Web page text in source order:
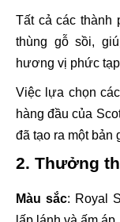
Tất cả các thành
thùng gỗ sồi,
hương vị phức
Việc lựa chọn
hàng đầu của
đã tạo ra một
2. Thưởng
Màu sắc: Royal